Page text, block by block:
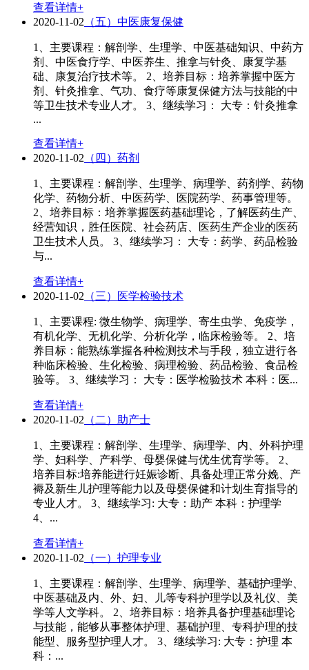
查看详情+
2020-11-02 （五）中医康复保健
1、主要课程：解剖学、生理学、中医基础知识、中药方
剂、中医食疗学、中医养生、推拿与针灸、康复学基
础、康复治疗技术等。 2、培养目标：培养掌握中医方
剂、针灸推拿、气功、食疗等康复保健方法与技能的中
等卫生技术专业人才。 3、继续学习： 大专：针灸推拿
...
查看详情+
2020-11-02 （四）药剂
1、主要课程：解剖学、生理学、病理学、药剂学、药物
化学、药物分析、中医药学、医院药学、药事管理等。
2、培养目标：培养掌握医药基础理论，了解医药生产、
经营知识，胜任医院、社会药店、医药生产企业的医药
卫生技术人员。 3、继续学习： 大专：药学、药品检验
与...
查看详情+
2020-11-02 （三）医学检验技术
1、主要课程: 微生物学、病理学、寄生虫学、免疫学，
有机化学、无机化学、分析化学，临床检验等。 2、培
养目标：能熟练掌握各种检测技术与手段，独立进行各
种临床检验、生化检验、病理检验、药品检验、食品检
验等。 3、继续学习： 大专：医学检验技术 本科：医...
查看详情+
2020-11-02 （二）助产士
1、主要课程：解剖学、生理学、病理学、内、外科护理
学、妇科学、产科学、母婴保健与优生优育学等。 2、
培养目标:培养能进行妊娠诊断、具备处理正常分娩、产
褥及新生儿护理等能力以及母婴保健和计划生育指导的
专业人才。 3、继续学习: 大专：助产 本科：护理学
4、...
查看详情+
2020-11-02 （一）护理专业
1、主要课程：解剖学、生理学、病理学、基础护理学、
中医基础及内、外、妇、儿等专科护理学以及礼仪、美
学等人文学科。 2、培养目标：培养具备护理基础理论
与技能，能够从事整体护理、基础护理、专科护理的技
能型、服务型护理人才。 3、继续学习: 大专：护理 本
科：...